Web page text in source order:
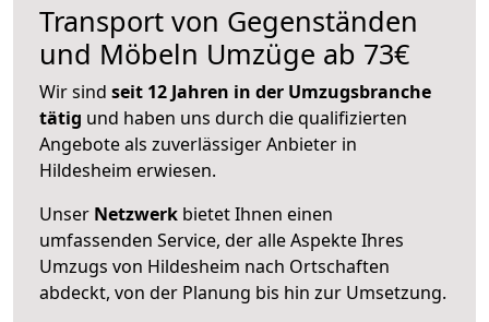
Transport von Gegenständen
und Möbeln Umzüge ab 73€
Wir sind seit 12 Jahren in der Umzugsbranche
tätig und haben uns durch die qualifizierten
Angebote als zuverlässiger Anbieter in
Hildesheim erwiesen.
Unser Netzwerk bietet Ihnen einen
umfassenden Service, der alle Aspekte Ihres
Umzugs von Hildesheim nach Ortschaften
abdeckt, von der Planung bis hin zur Umsetzung.